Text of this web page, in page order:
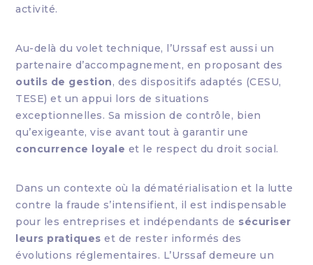
activité.
Au-delà du volet technique, l’Urssaf est aussi un
partenaire d’accompagnement, en proposant des
outils de gestion, des dispositifs adaptés (CESU,
TESE) et un appui lors de situations
exceptionnelles. Sa mission de contrôle, bien
qu’exigeante, vise avant tout à garantir une
concurrence loyale et le respect du droit social.
Dans un contexte où la dématérialisation et la lutte
contre la fraude s’intensifient, il est indispensable
pour les entreprises et indépendants de sécuriser
leurs pratiques et de rester informés des
évolutions réglementaires. L’Urssaf demeure un